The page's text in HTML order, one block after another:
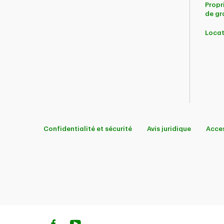
de
Confidentialité et sécurité Avis juridique